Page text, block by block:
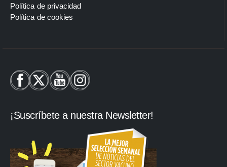
Política de privacidad
Política de cookies
¡Suscríbete a nuestra Newsletter!